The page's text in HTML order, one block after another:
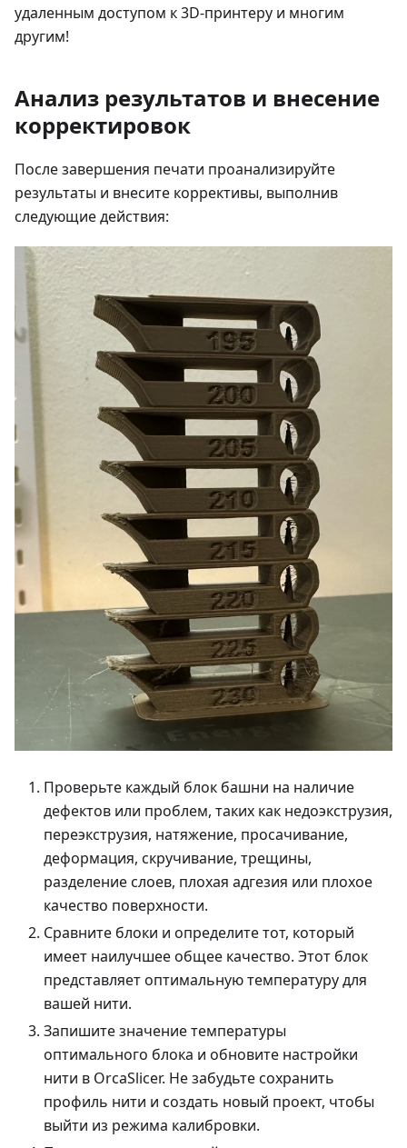
удаленным доступом к 3D-принтеру и многим
другим!
Анализ результатов и внесение
корректировок
После завершения печати проанализируйте
результаты и внесите коррективы, выполнив
следующие действия:
Проверьте каждый блок башни на наличие
дефектов или проблем, таких как недоэкструзия,
переэкструзия, натяжение, просачивание,
деформация, скручивание, трещины,
разделение слоев, плохая адгезия или плохое
качество поверхности.
Сравните блоки и определите тот, который
имеет наилучшее общее качество. Этот блок
представляет оптимальную температуру для
вашей нити.
Запишите значение температуры
оптимального блока и обновите настройки
нити в OrcaSlicer. Не забудьте сохранить
профиль нити и создать новый проект, чтобы
выйти из режима калибровки.